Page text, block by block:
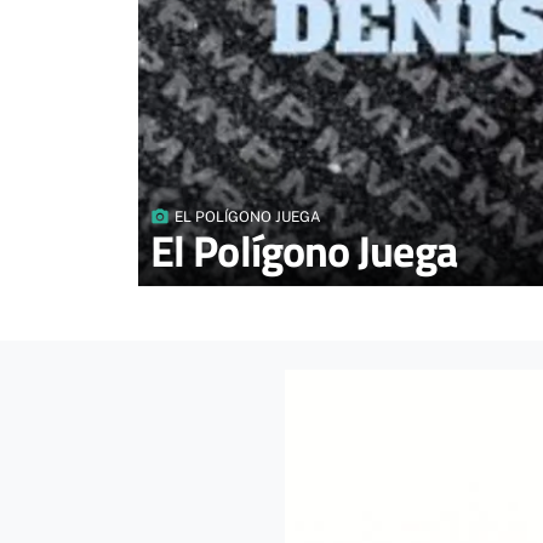
photo_camera EL POLÍGONO JUEGA
El Polígono Juega